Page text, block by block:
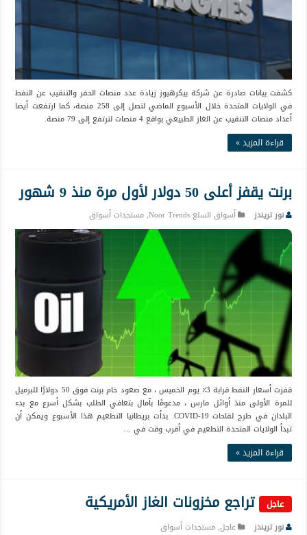
كشفت بيانات صادرة عن شركة بيكرهيوز زيادة عدد منصات الحفر والتنقيب عن النفط
في الولايات المتحدة خلال الأسبوع الماضي لتصل إلى 258 منصة، كما ارتفعت أيضا
أعداد منصات التنقيب عن الغاز الطبيعي بواقع 4 منصات لترتفع إلى 79 منصة.
قراءة المزيد »
برنت يقفز أعلى 50 دولار لأول مرة منذ 9 شهور
نور تريندز أسواق السلع Noor Trends ,مستجدات أسواق
قفزت أسعار النفط قرابة 3٪ يوم الخميس ، مع صعود خام برنت فوق 50 دولارًا للبرميل
للمرة الأولى منذ أوائل مارس ، مدعومًا بآمال بتعافي الطلب بشكل أسرع مع بدء
البلدان في طرح لقاحات COVID-19. بدأت بريطانيا التطعيم هذا الأسبوع ويمكن أن
تبدأ الولايات المتحدة التطعيم في أقرب وقت في …
قراءة المزيد »
عاجل تراجع مخزونات الغاز الأمريكية
نور تريندز عاجل,مستجدات أسواق